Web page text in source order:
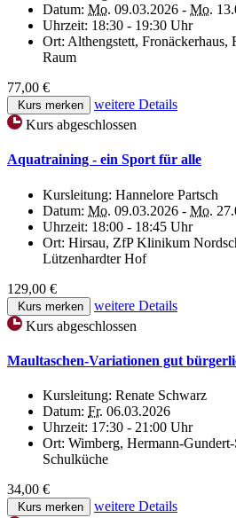
Datum: Mo. 09.03.2026 - Mo.
Uhrzeit: 18:30 - 19:30 Uhr
Ort: Althengstett, Fronäckerhaus,
Raum
77,00 €
Kurs merken
weitere Details
Kurs abgeschlossen
Aquatraining - ein Sport für alle
Kursleitung: Hannelore Partsch
Datum: Mo. 09.03.2026 - Mo.
Uhrzeit: 18:00 - 18:45 Uhr
Ort: Hirsau, ZfP Klinikum
Lützenhardter Hof
129,00 €
Kurs merken
weitere Details
Kurs abgeschlossen
Maultaschen-Variationen gut
Kursleitung: Renate Schwarz
Datum: Fr. 06.03.2026
Uhrzeit: 17:30 - 21:00 Uhr
Ort: Wimberg, Hermann-
Schulküche
34,00 €
Kurs merken
weitere Details